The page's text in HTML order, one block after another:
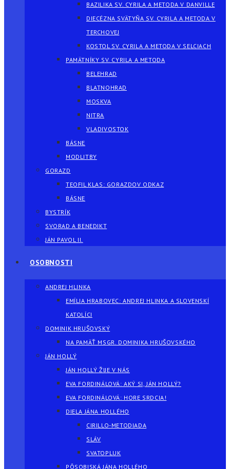
BAZILIKA SV. CYRILA A METODA V DANVILLE
DIECÉZNA SVÄTYŇA SV. CYRILA A METODA V
TERCHOVEJ
KOSTOL SV. CYRILA A METODA V SELCIACH
PAMÄTNÍKY SV. CYRILA A METODA
BELEHRAD
BLATNOHRAD
MOSKVA
NITRA
VLADIVOSTOK
BÁSNE
MODLITBY
GORAZD
TEOFIL KLAS: GORAZDOV ODKAZ
BÁSNE
BYSTRÍK
SVORAD A BENEDIKT
JÁN PAVOL II.
OSOBNOSTI
ANDREJ HLINKA
EMÍLIA HRABOVEC: ANDREJ HLINKA A SLOVENSKÍ
KATOLÍCI
DOMINIK HRUŠOVSKÝ
NA PAMÄŤ MSGR. DOMINIKA HRUŠOVSKÉHO
JÁN HOLLÝ
JÁN HOLLÝ ŽIJE V NÁS
EVA FORDINÁLOVÁ: AKÝ SI, JÁN HOLLÝ?
EVA FORDINÁLOVÁ: HORE SRDCIA!
DIELA JÁNA HOLLÉHO
CIRILLO-METODIADA
SLÁV
SVATOPLUK
PÔSOBISKÁ JÁNA HOLLÉHO